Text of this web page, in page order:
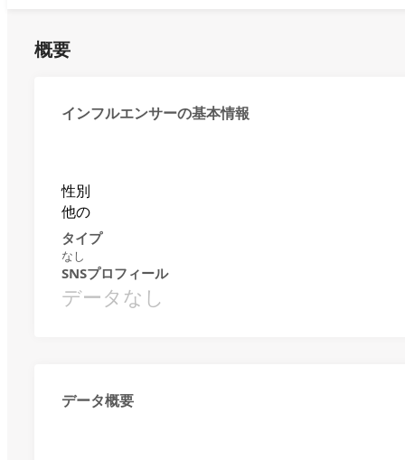
概要
インフルエンサーの基本情報
性別
他の
タイプ
なし
SNSプロフィール
データなし
データ概要